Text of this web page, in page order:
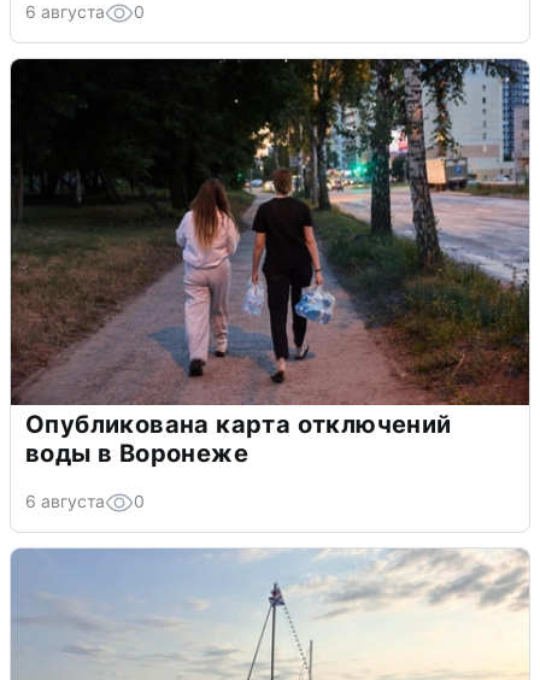
6 августа 0
Опубликована карта отключений
воды в Воронеже
6 августа 0